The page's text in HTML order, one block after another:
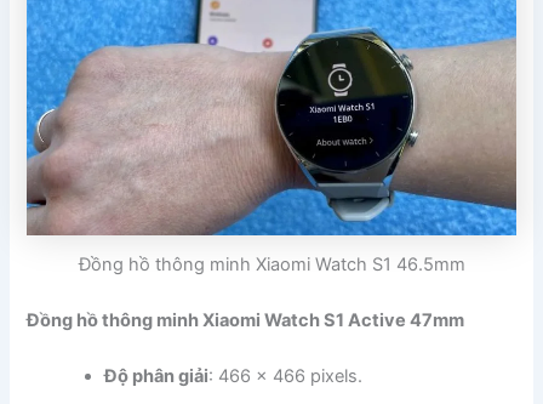
Đồng hồ thông minh Xiaomi Watch S1 46.5mm
Đồng hồ thông minh Xiaomi Watch S1 Active 47mm
Độ phân giải: 466 x 466 pixels.